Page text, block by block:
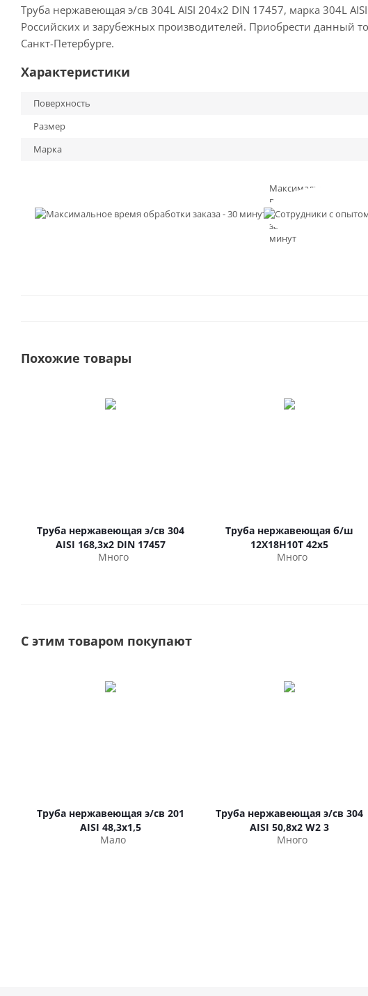
Труба нержавеющая э/св 304L AISI 204х2 DIN 17457, марка 304L
Российских и зарубежных производителей. Приобрести данный
Санкт-Петербурге.
Характеристики
Поверхность
Размер
Марка
Максимальное
время
обработки
заказа - 30
минут
Похожие товары
Труба нержавеющая э/св 304
AISI 168,3х2 DIN 17457
Много
Труба нержавеющая б/ш
12Х18Н10Т 42х5
Много
С этим товаром покупают
Труба нержавеющая э/св 201
AISI 48,3х1,5
Мало
Труба нержавеющая э/св 304
AISI 50,8х2 W2 3
Много